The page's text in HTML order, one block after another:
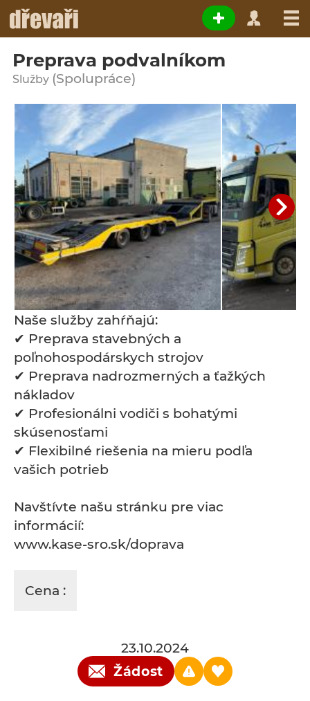
Preprava podvalníkom
Služby (Spolupráce)
Naše služby zahŕňajú:
✔ Preprava stavebných a
poľnohospodárskych strojov
✔ Preprava nadrozmerných a ťažkých
nákladov
✔ Profesionálni vodiči s bohatými
skúsenosťami
✔ Flexibilné riešenia na mieru podľa
vašich potrieb
Navštívte našu stránku pre viac
informácií:
www.kase-sro.sk/doprava
Cena :
23.10.2024
Žádost